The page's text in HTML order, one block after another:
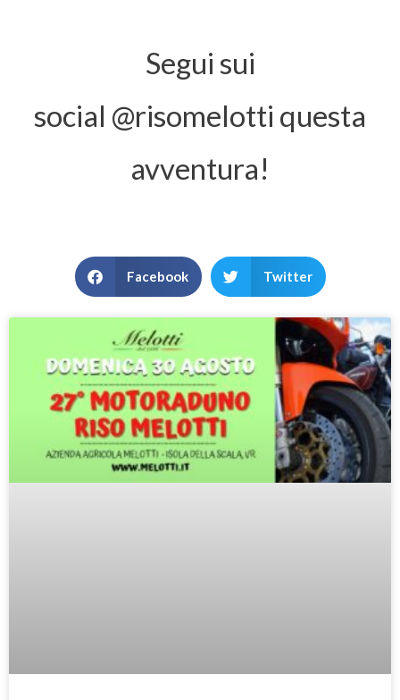
Segui sui
social @risomelotti questa
avventura!
Facebook Twitter